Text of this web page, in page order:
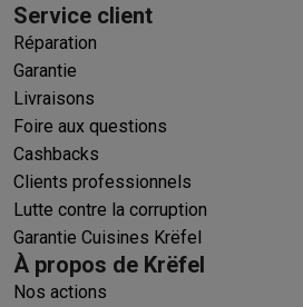
Service client
Réparation
Garantie
Livraisons
Foire aux questions
Cashbacks
Clients professionnels
Lutte contre la corruption
Garantie Cuisines Krëfel
À propos de Krëfel
Nos actions